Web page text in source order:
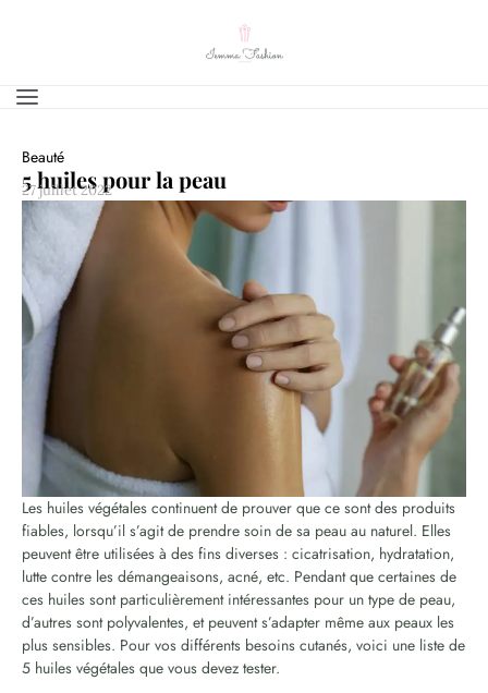
Beauté
5 huiles pour la peau
27 juillet 2022
Les huiles végétales continuent de prouver que ce sont des produits
fiables, lorsqu’il s’agit de prendre soin de sa peau au naturel. Elles
peuvent être utilisées à des fins diverses : cicatrisation, hydratation,
lutte contre les démangeaisons, acné, etc. Pendant que certaines de
ces huiles sont particulièrement intéressantes pour un type de peau,
d’autres sont polyvalentes, et peuvent s’adapter même aux peaux les
plus sensibles. Pour vos différents besoins cutanés, voici une liste de
5 huiles végétales que vous devez tester.